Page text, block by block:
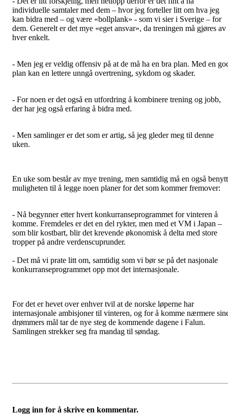
individuelle samtaler med dem – hvor jeg forteller litt om hva jeg
kan bidra med – og være «bollplank» - som vi sier i Sverige – for
dem. Generelt er det mye «eget ansvar», da treningen må gjøres av
hver enkelt.
- Men jeg er veldig offensiv på at de må ha en bra plan. Med en
plan kan en lettere unngå overtrening, sykdom og skader.
- For noen er det også en utfordring å kombinere trening og jobb,
der har jeg også erfaring å bidra med.
- Men samlinger er det som er artig, så jeg gleder meg til denne
uken.
En uke som består av mye trening, men samtidig må en også
muligheten til å legge noen planer for det som kommer fremover:
- Nå begynner etter hvert konkurranseprogrammet for vinteren å
komme. Fremdeles er det en del rykter, men med et VM i Japan –
som blir kostbart, blir det krevende økonomisk å delta med store
tropper på andre verdenscuprunder.
- Det må vi prate litt om, samtidig som vi bør se på det nasjonale
konkurranseprogrammet opp mot det internasjonale.
For det er hevet over enhver tvil at de norske løperne har
internasjonale ambisjoner til vinteren, og for å komme nærmere
drømmers mål tar de nye steg de kommende dagene i Falun.
Samlingen strekker seg fra mandag til søndag.
Logg inn for å skrive en kommentar.